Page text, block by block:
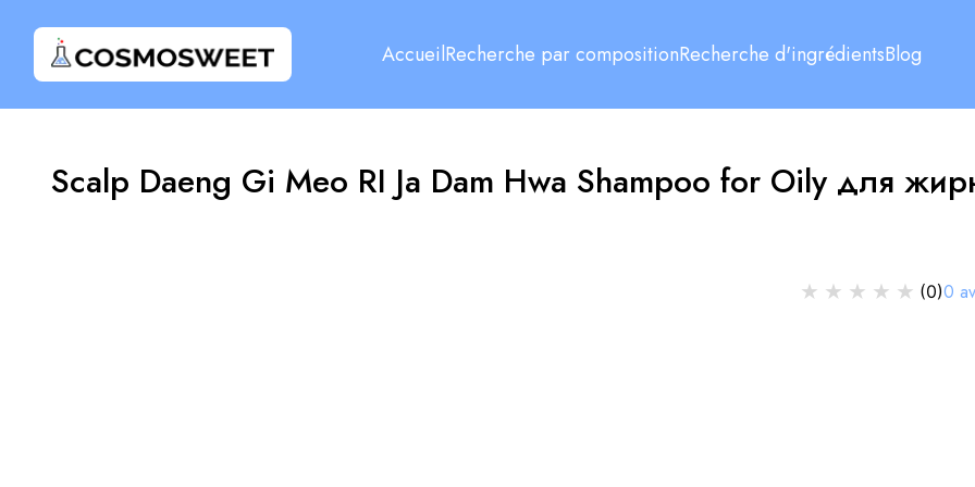
AccueilRecherche par compositionRecherche d'ingrédientsBlog
Scalp Daeng Gi Meo RI Ja Dam Hwa Shampoo for Oily для
★ ★ ★ ★ ★ (0)0